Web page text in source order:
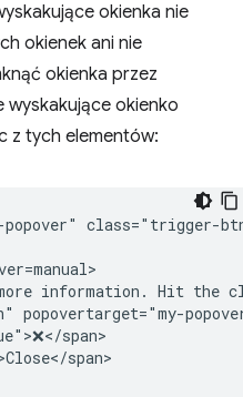
okienka nie
okienek ani nie
okienka przez
wyskakujące okienko
z tych elementów:
popover" class="trigger-
information. Hit the
popovertarget="my-
span>
span>